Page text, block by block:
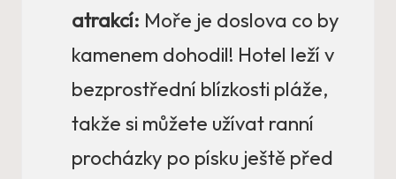
atrakcí: Moře je doslova co by
kamenem dohodil! Hotel leží v
bezprostřední blízkosti pláže,
takže si můžete užívat ranní
procházky po písku ještě před